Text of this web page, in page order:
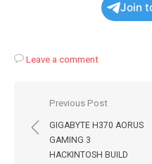
Join
Leave a comment
Навигация
по
записям
Previous Post
GIGABYTE H370 AORUS
GAMING 3
HACKINTOSH BUILD